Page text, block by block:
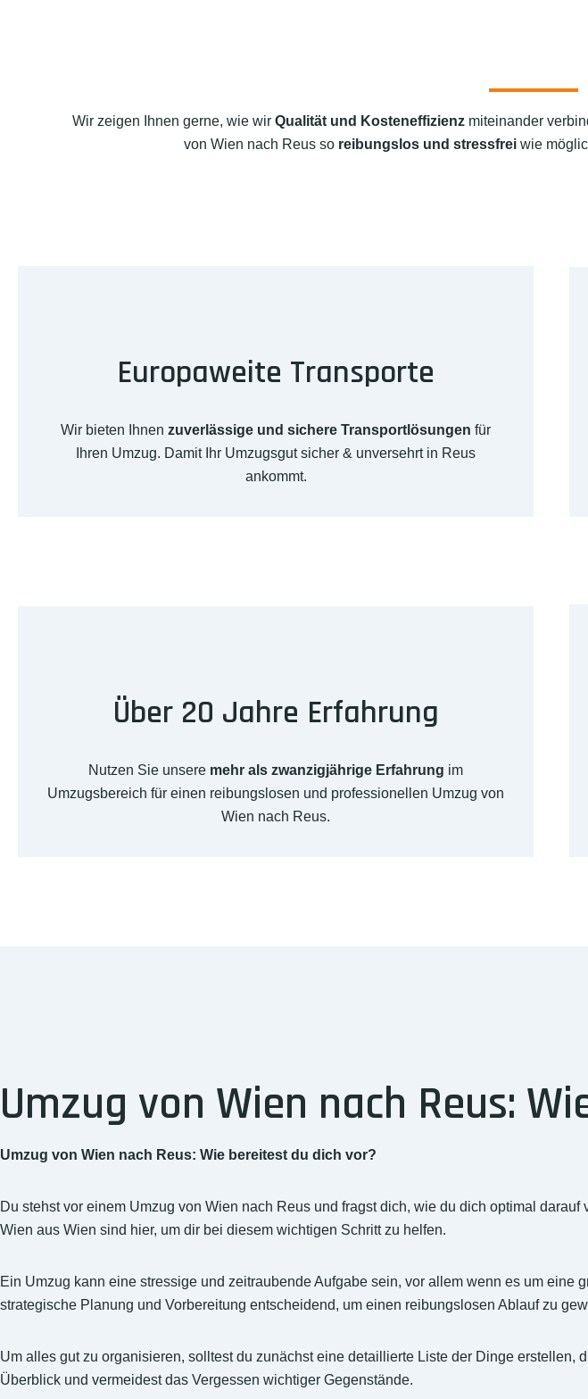
Wir zeigen Ihnen gerne, wie wir Qualität und Kosteneffizienzmiteinander
von Wien nach Reus so reibungslos und stressfrei wie
Europaweite Transporte
Wir bieten Ihnen zuverlässige und sichere Transportlösungen für
Ihren Umzug. Damit Ihr Umzugsgut sicher & unversehrt in Reus
ankommt.
Über 20 Jahre Erfahrung
Nutzen Sie unsere mehr als zwanzigjährige Erfahrung im
Umzugsbereich für einen reibungslosen und professionellen Umzug von
Wien nach Reus.
Umzug von Wien nach Reus:
Umzug von Wien nach Reus: Wie bereitest du dich vor?
Du stehst vor einem Umzug von Wien nach Reus und fragst dich, wie du dich optimal
Wien aus Wien sind hier, um dir bei diesem wichtigen Schritt zu helfen.
Ein Umzug kann eine stressige und zeitraubende Aufgabe sein, vor allem wenn es um
strategische Planung und Vorbereitung entscheidend, um einen reibungslosen Ablauf zu
Um alles gut zu organisieren, solltest du zunächst eine detaillierte Liste der Dinge
Überblick und vermeidest das Vergessen wichtiger Gegenstände.